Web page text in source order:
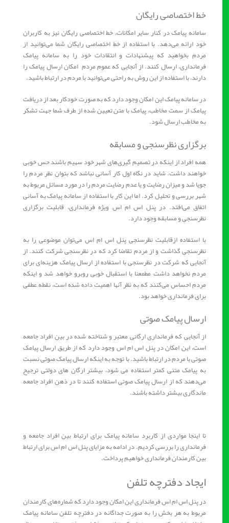
خط اختصاصی رایگان
سامانه پیامک در کنار سایر امکانات، خط اختصاصی رایگان نیز به کاربران
خود ارائه می‌دهد. با استفاده از خط اختصاصی رایگان شما می‌توانید از
مردم بخواهید که پیشنهادات و انتقادات خود را به سامانه پیامک
فرمانداری، ارسال کنند. از آنجایی که عموم مردم امکان ارسال پیامک را
دارند، با استفاده از این روش به راحتی می‌توانید با مردم در ارتباط باشید.
در سامانه پیامک این امکان وجود دارد که به صورت خودکار بعد از دریافت
پیامک از سمت مخاطب، پیامک با متن تعیین شده از طرف شما جهت تشکر
به مخاطب ارسال شود.
برگزاری نظرسنجی و مسابقه
همه افراد از اینکه در تصمیم گیری‌های شهر خود سهیم باشند حس خوبی
خواهند داشت. شاید در نگاه اول کار آسانی نباشد که بتوان نظر مردم را
جویا شد و میزان رضایت و یا عدم رضایت مردم را در مورد مسائل مربوط به
شهر بررسی و تحلیل کرد. اما این کار با استفاده از سامانه پیامک به آسانی
اتفاق می‌افتد. در پنل اس ام اس ویژه فرمانداری، قابلیت برگزاری
نظرسنجی و مسابقه وجود دارد.
با استفاده ازقابلیت نظرسنجی پنل اس ام اس می‌توان موضوعی را به
نظرسنجی گذاشت و از مردم تقاضا کرد که در نظرسنجی شرکت کنند. از
آنجایی که شرکت در نظرسنجی با استفاده از ارسال پیامک هزینه‌ای برای
مردم نخواهد داشت مطمعنا با استقبال خوبی روبرو خواهد شد و اینکه
مردم احساس می‌کنند که به نظر آنها اهمیت داده شده است، نقطه عطفی
برای فرمانداری خواهد بود.
ارسال پیامک صوتی
از آنجایی که فرمانداری ارگانی معتبر و شناخته شده در بین افراد جامعه
است، این امکان در پنل اس ام اس وجود دارد که از طریق ارسال پیامک
صوتی با مردم در ارتباط باشید. با توجه به اینکه ارسال پیامک صوتی نسبت
به پیامک متنی کمتر استفاده می شود، بیشتر ارگان های دولتی ترجیح
می‌دهند که از ارسال پیامک صوتی استفاده کنند تا در ذهن افراد جامعه
ماندگاری بیشتر داشته باشند.
تا اینجا مواردی از کاربرد سامانه پیامک برای ارتباط بین افراد جامعه و
فرمانداری را بررسی کردیم. در ادامه به مزایای پنل اس ام اس برای ارتباط
بین کارمندان فرمانداری خواهیم پرداخت.
ایجاد دفترچه تلفن
در پنل اس ام اس فرمانداری این امکان وجود دارد که شماره‌های کارمندان
مربوط به هر بخش را به صورت جداگانه در دفترچه تلفن سامانه پیامک